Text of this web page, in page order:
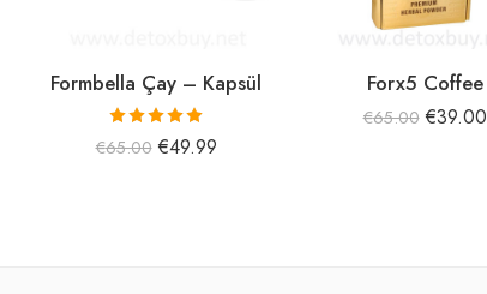
Formbella Çay – Kapsül
5 üzerinden
5.00oy aldı
€65.00 €49.99
Forx5 Coffee
€65.00 €39.00